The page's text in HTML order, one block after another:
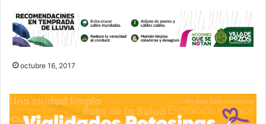
octubre 16, 2017